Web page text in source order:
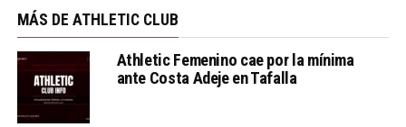
MÁS DE ATHLETIC CLUB
Athletic Femenino cae por la mínima
ante Costa Adeje en Tafalla